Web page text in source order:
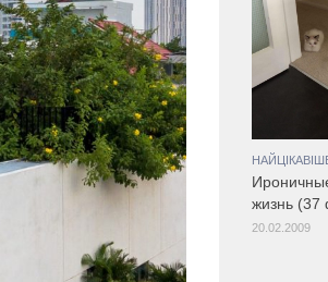
жизнь (37
20.02.2009